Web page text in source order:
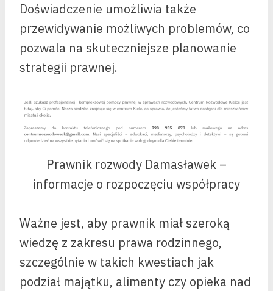
Doświadczenie umożliwia także
przewidywanie możliwych problemów, co
pozwala na skuteczniejsze planowanie
strategii prawnej.
Prawnik rozwody Damasławek –
informacje o rozpoczęciu współpracy
Ważne jest, aby prawnik miał szeroką
wiedzę z zakresu prawa rodzinnego,
szczególnie w takich kwestiach jak
podział majątku, alimenty czy opieka nad